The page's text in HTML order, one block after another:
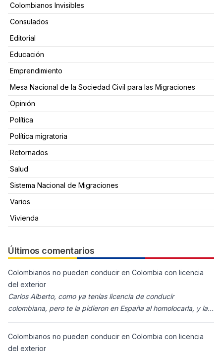
Colombianos Invisibles
Consulados
Editorial
Educación
Emprendimiento
Mesa Nacional de la Sociedad Civil para las Migraciones
Opinión
Política
Política migratoria
Retornados
Salud
Sistema Nacional de Migraciones
Varios
Vivienda
Últimos comentarios
Colombianos no pueden conducir en Colombia con licencia
del exterior
Carlos Alberto, como ya tenías licencia de conducir
colombiana, pero te la pidieron en España al homolocarla, y la
Colombianos no pueden conducir en Colombia con licencia
del exterior